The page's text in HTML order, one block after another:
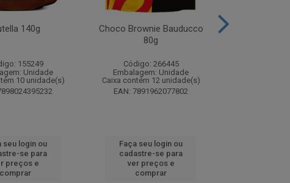
140g
155249
Unidade
10 unidade(s)
seu login ou
se para
preços e
comprar
Choco Brownie Bauducco
80g
Código: 266445
Embalagem: Unidade
Caixa contém 12 unidade(s)
EAN: 7891962077802
Faça seu login ou
cadastre-se para
ver preços e
comprar